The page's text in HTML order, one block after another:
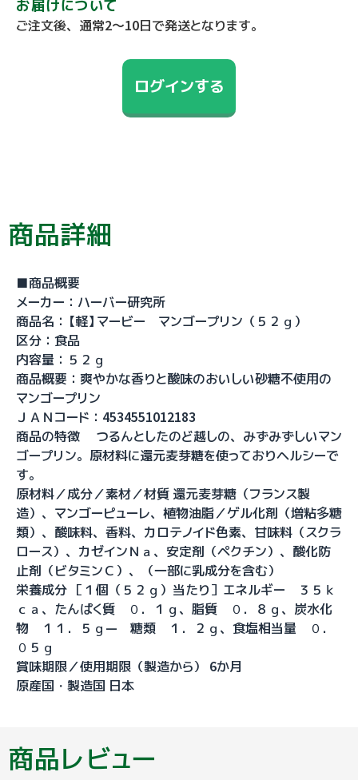
お届けについて
ご注文後、通常2～10日で発送となります。
ログインする
商品詳細
■商品概要
メーカー：ハーバー研究所
商品名：【軽】マービー マンゴープリン（５２ｇ）
区分：食品
内容量：５２ｇ
商品概要：爽やかな香りと酸味のおいしい砂糖不使用の
マンゴープリン
ＪＡＮコード：4534551012183
商品の特徴 つるんとしたのど越しの、みずみずしいマン
ゴープリン。原材料に還元麦芽糖を使っておりヘルシーで
す。
原材料／成分／素材／材質 還元麦芽糖（フランス製
造）、マンゴーピューレ、植物油脂／ゲル化剤（増粘多糖
類）、酸味料、香料、カロテノイド色素、甘味料（スクラ
ロース）、カゼインＮａ、安定剤（ペクチン）、酸化防
止剤（ビタミンＣ）、（一部に乳成分を含む）
栄養成分 ［１個（５２ｇ）当たり］エネルギー ３５ｋ
ｃａ、たんぱく質 ０．１ｇ、脂質 ０．８ｇ、炭水化
物 １１．５ｇ― 糖類 １．２ｇ、食塩相当量 ０．
０５ｇ
賞味期限／使用期限（製造から） 6か月
原産国・製造国 日本
商品レビュー